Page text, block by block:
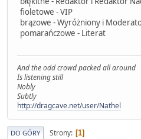
fioletowe - VIP
brązowe - Wyróżniony i
pomarańczowe - Literat
And the odd crowd packed all around
Is listening still
Nobly
Subtly
http://dragcave.net/user/Nathel
DO GÓRY Strony 1